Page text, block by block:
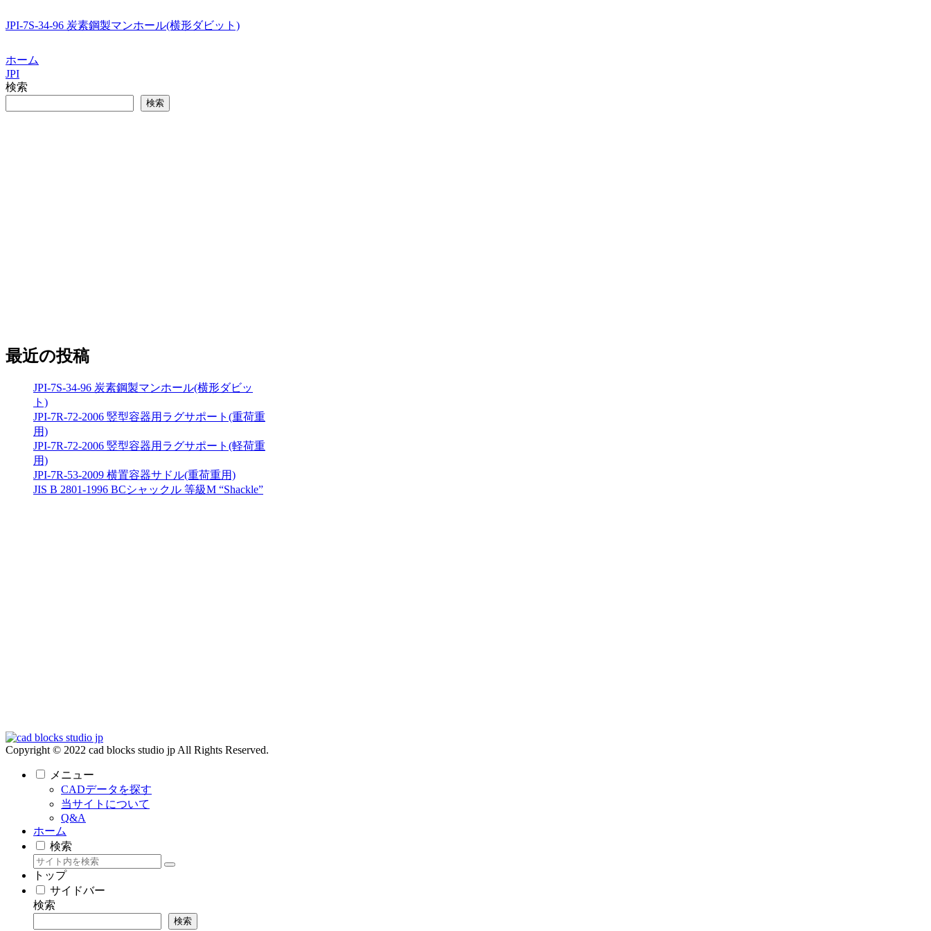
JPI-7S-34-96 炭素鋼製マンホール(横形ダビット)
ホーム
JPI
検索
検索
最近の投稿
JPI-7S-34-96 炭素鋼製マンホール(横形ダビッ
ト)
JPI-7R-72-2006 竪型容器用ラグサポート(重荷重
用)
JPI-7R-72-2006 竪型容器用ラグサポート(軽荷重
用)
JPI-7R-53-2009 横置容器サドル(重荷重用)
JIS B 2801-1996 BCシャックル 等級M “Shackle”
Copyright © 2022 cad blocks studio jp All Rights Reserved.
メニュー
CADデータを探す
当サイトについて
Q&A
ホーム
検索
トップ
サイドバー
検索
検索